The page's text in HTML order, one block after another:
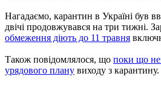
Нагадаємо, карантин в Україні був
двічі продовжувався на три тижні.
обмеження діють до 11 травня
Також повідомлялося, що поки що
урядового плану виходу з карантину.